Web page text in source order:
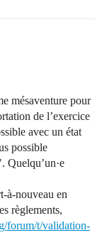
mésaventure pour
de l’exercice
avec un état
possible
Quelqu’un·e
à-nouveau en
règlements,
forum/t/validation-